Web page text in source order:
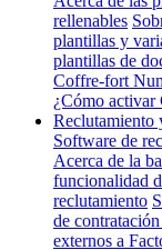
rellenables
plantillas y
plantillas de
Coffre-fort
¿Cómo
Reclutamiento
Software de
Acerca de la
funcionalidad
reclutamiento
de
externos a